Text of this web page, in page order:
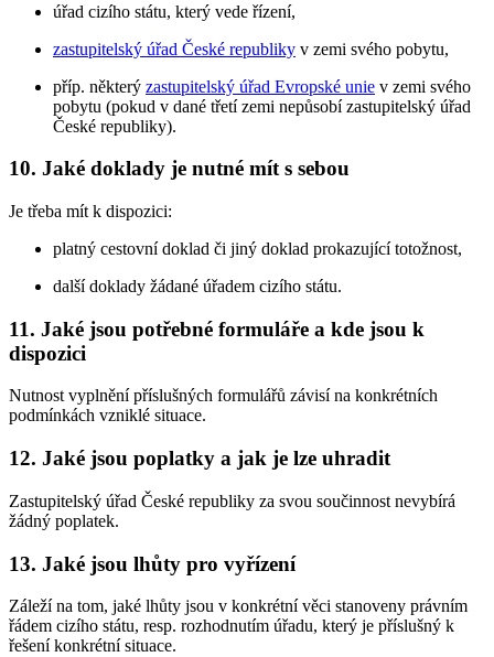
úřad cizího státu, který vede řízení,
zastupitelský úřad České republiky v zemi svého pobytu,
příp. některý zastupitelský úřad Evropské unie v zemi svého
pobytu (pokud v dané třetí zemi nepůsobí zastupitelský úřad
České republiky).
10. Jaké doklady je nutné mít s sebou
Je třeba mít k dispozici:
platný cestovní doklad či jiný doklad prokazující totožnost,
další doklady žádané úřadem cizího státu.
11. Jaké jsou potřebné formuláře a kde jsou k
dispozici
Nutnost vyplnění příslušných formulářů závisí na konkrétních
podmínkách vzniklé situace.
12. Jaké jsou poplatky a jak je lze uhradit
Zastupitelský úřad České republiky za svou součinnost nevybírá
žádný poplatek.
13. Jaké jsou lhůty pro vyřízení
Záleží na tom, jaké lhůty jsou v konkrétní věci stanoveny právním
řádem cizího státu, resp. rozhodnutím úřadu, který je příslušný k
řešení konkrétní situace.